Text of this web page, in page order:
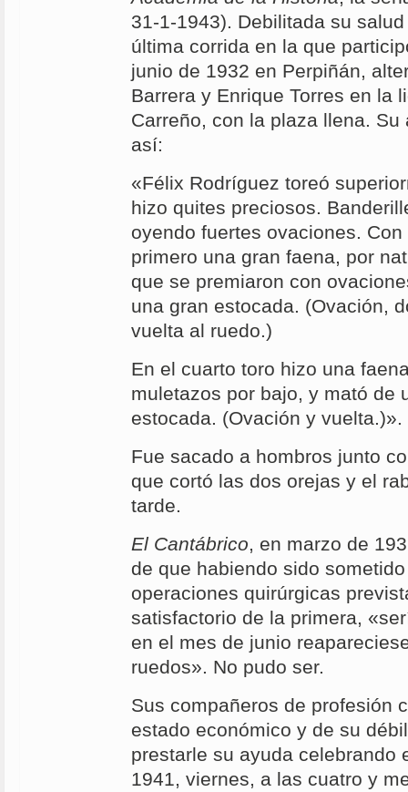
31-1-1943). Debilitada su
última corrida en la que
junio de 1932 en Perpiñán,
Barrera y Enrique Torres en la
Carreño, con la plaza llena.
así:
«Félix Rodríguez toreó
hizo quites preciosos.
oyendo fuertes ovaciones.
primero una gran faena, por
que se premiaron con
una gran estocada. (Ovación,
vuelta al ruedo.)
En el cuarto toro hizo una
muletazos por bajo, y mató de
estocada. (Ovación y vuelta.)».
Fue sacado a hombros junto
que cortó las dos orejas y el
tarde.
El Cantábrico, en marzo de
de que habiendo sido
operaciones quirúrgicas
satisfactorio de la primera,
en el mes de junio
ruedos». No pudo ser.
Sus compañeros de profesión
estado económico y de su
prestarle su ayuda celebrando
1941, viernes, a las cuatro y